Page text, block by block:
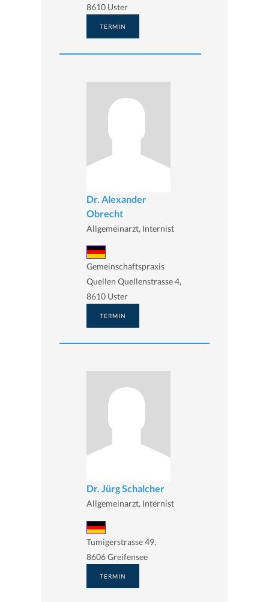
8610 Uster
TERMIN
Dr. Alexander
Obrecht
Allgemeinarzt, Internist
Gemeinschaftspraxis
Quellen Quellenstrasse 4,
8610 Uster
TERMIN
Dr. Jürg Schalcher
Allgemeinarzt, Internist
Tumigerstrasse 49,
8606 Greifensee
TERMIN